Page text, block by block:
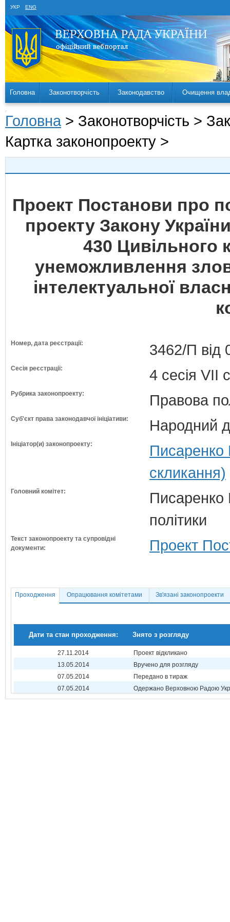
УКР ENG
Головна Законотворчість Законодавство Очищення
Головна > Законотворчість >
Картка законопроекту >
Проект Постанови про
проекту Закону
430 Цивільного
унеможливлення
інтелектуальної
Номер, дата реєстрації: 3462/П від
Сесія реєстрації: 4 сесія VII
Рубрика законопроекту: Правова
Суб'єкт права законодавчої ініціативи: Народний
Ініціатор(и) законопроекту:
Писаренко
скликання)
Головний комітет:
Писаренко
політики
Текст законопроекту та супровідні
документи:
Проект
Проходження Опрацювання комітетами Зв'язані законопроекти
Дати та стан проходження: Знято з розгляду
27.11.2014
Проект відкликано
13.05.2014
Вручено для розгляду
07.05.2014
Передано в тираж
07.05.2014
Одержано Верховною Радою